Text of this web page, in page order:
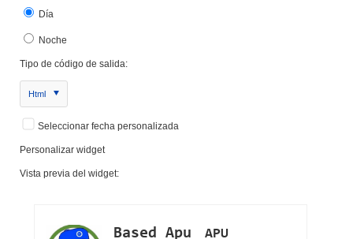
Día
Noche
Tipo de código de salida:
Html
Seleccionar fecha personalizada
Personalizar widget
Vista previa del widget: